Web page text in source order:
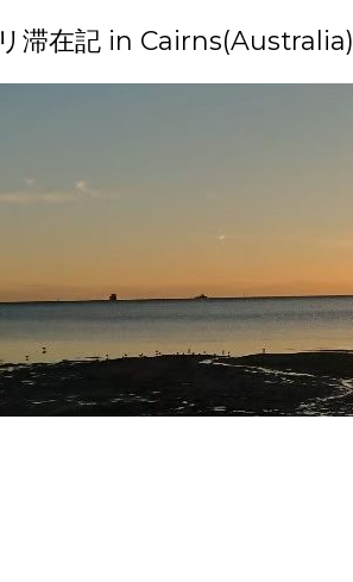
滞在記 in Cairns(Australia)